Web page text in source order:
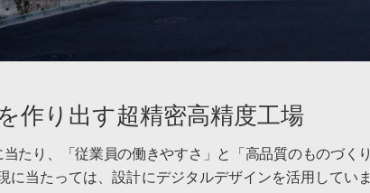
作り出す超精密高精度工場
たり、「従業員の働きやすさ」と「高品質のものづくり
に当たっては、設計にデジタルデザインを活用していま